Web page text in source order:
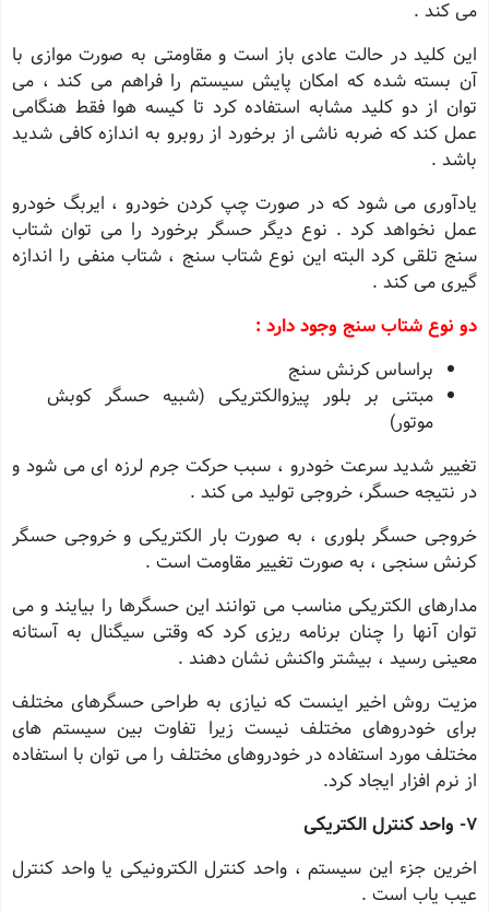
می کند .
این کلید در حالت عادی باز است و مقاومتی به صورت موازی با
آن بسته شده که امکان پایش سیستم را فراهم می کند ، می
توان از دو کلید مشابه استفاده کرد تا کیسه هوا فقط هنگامی
عمل کند که ضربه ناشی از برخورد از روبرو به اندازه کافی شدید
باشد .
یادآوری می شود که در صورت چپ کردن خودرو ، ایربگ خودرو
عمل نخواهد کرد . نوع دیگر حسگر برخورد را می توان شتاب
سنج تلقی کرد البته این نوع شتاب سنج ، شتاب منفی را اندازه
گیری می کند .
دو نوع شتاب سنج وجود دارد :
براساس کرنش سنج
مبتنی بر بلور پیزوالکتریکی (شبیه حسگر کوبش
موتور)
تغییر شدید سرعت خودرو ، سبب حرکت جرم لرزه ای می شود و
در نتیجه حسگر، خروجی تولید می کند .
خروجی حسگر بلوری ، به صورت بار الکتریکی و خروجی حسگر
کرنش سنجی ، به صورت تغییر مقاومت است .
مدارهای الکتریکی مناسب می توانند این حسگرها را بیایند و می
توان آنها را چنان برنامه ریزی کرد که وقتی سیگنال به آستانه
معینی رسید ، بیشتر واکنش نشان دهند .
مزیت روش اخیر اینست که نیازی به طراحی حسگرهای مختلف
برای خودروهای مختلف نیست زیرا تفاوت بین سیستم های
مختلف مورد استفاده در خودروهای مختلف را می توان با استفاده
از نرم افزار ایجاد کرد.
7- واحد کنترل الکتریکی
اخرین جزء این سیستم ، واحد کنترل الکترونیکی یا واحد کنترل
عیب یاب است .